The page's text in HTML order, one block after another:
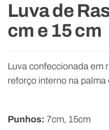
Luva de
cm e 15 cm
Luva confeccionada em
reforço interno na palma
Punhos: 7cm, 15cm